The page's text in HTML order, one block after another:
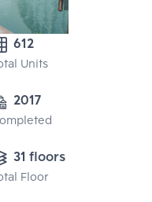
612
Units
2017
31 floors
Floor